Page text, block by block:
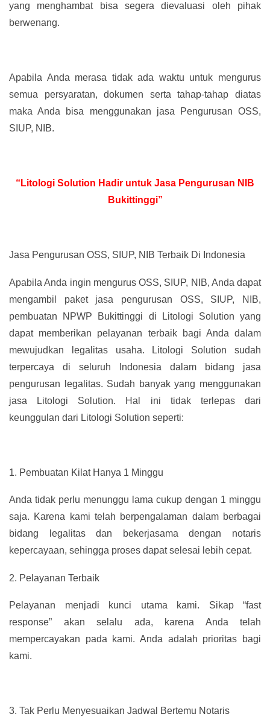
yang menghambat bisa segera dievaluasi oleh pihak
berwenang.
Apabila Anda merasa tidak ada waktu untuk mengurus
semua persyaratan, dokumen serta tahap-tahap diatas
maka Anda bisa menggunakan jasa Pengurusan OSS,
SIUP, NIB.
“Litologi Solution Hadir untuk Jasa Pengurusan NIB
Bukittinggi”
Jasa Pengurusan OSS, SIUP, NIB Terbaik Di Indonesia
Apabila Anda ingin mengurus OSS, SIUP, NIB, Anda dapat
mengambil paket jasa pengurusan OSS, SIUP, NIB,
pembuatan NPWP Bukittinggi di Litologi Solution yang
dapat memberikan pelayanan terbaik bagi Anda dalam
mewujudkan legalitas usaha. Litologi Solution sudah
terpercaya di seluruh Indonesia dalam bidang jasa
pengurusan legalitas. Sudah banyak yang menggunakan
jasa Litologi Solution. Hal ini tidak terlepas dari
keunggulan dari Litologi Solution seperti:
1. Pembuatan Kilat Hanya 1 Minggu
Anda tidak perlu menunggu lama cukup dengan 1 minggu
saja. Karena kami telah berpengalaman dalam berbagai
bidang legalitas dan bekerjasama dengan notaris
kepercayaan, sehingga proses dapat selesai lebih cepat.
2. Pelayanan Terbaik
Pelayanan menjadi kunci utama kami. Sikap “fast
response” akan selalu ada, karena Anda telah
mempercayakan pada kami. Anda adalah prioritas bagi
kami.
3. Tak Perlu Menyesuaikan Jadwal Bertemu Notaris